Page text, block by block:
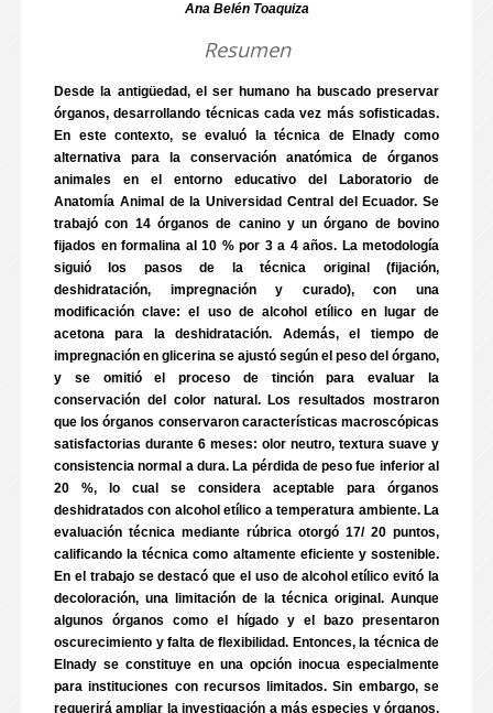
Ana Belén Toaquiza
Resumen
Desde la antigüedad, el ser humano ha buscado preservar
órganos, desarrollando técnicas cada vez más sofisticadas.
En este contexto, se evaluó la técnica de Elnady como
alternativa para la conservación anatómica de órganos
animales en el entorno educativo del Laboratorio de
Anatomía Animal de la Universidad Central del Ecuador. Se
trabajó con 14 órganos de canino y un órgano de bovino
fijados en formalina al 10 % por 3 a 4 años. La metodología
siguió los pasos de la técnica original (fijación,
deshidratación, impregnación y curado), con una
modificación clave: el uso de alcohol etílico en lugar de
acetona para la deshidratación. Además, el tiempo de
impregnación en glicerina se ajustó según el peso del órgano,
y se omitió el proceso de tinción para evaluar la
conservación del color natural. Los resultados mostraron
que los órganos conservaron características macroscópicas
satisfactorias durante 6 meses: olor neutro, textura suave y
consistencia normal a dura. La pérdida de peso fue inferior al
20 %, lo cual se considera aceptable para órganos
deshidratados con alcohol etílico a temperatura ambiente. La
evaluación técnica mediante rúbrica otorgó 17/ 20 puntos,
calificando la técnica como altamente eficiente y sostenible.
En el trabajo se destacó que el uso de alcohol etílico evitó la
decoloración, una limitación de la técnica original. Aunque
algunos órganos como el hígado y el bazo presentaron
oscurecimiento y falta de flexibilidad. Entonces, la técnica de
Elnady se constituye en una opción inocua especialmente
para instituciones con recursos limitados. Sin embargo, se
requerirá ampliar la investigación a más especies y órganos,